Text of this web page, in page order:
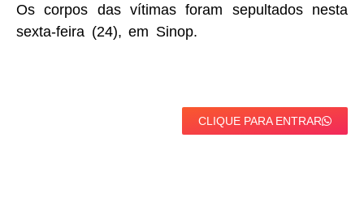
Os corpos das vítimas foram sepultados nesta
sexta-feira (24), em Sinop.
CLIQUE PARA ENTRAR